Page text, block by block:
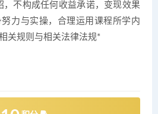
，不构成任何收益承诺，变现效果
力与实操，合理运用课程所学内
关规则与相关法律法规*